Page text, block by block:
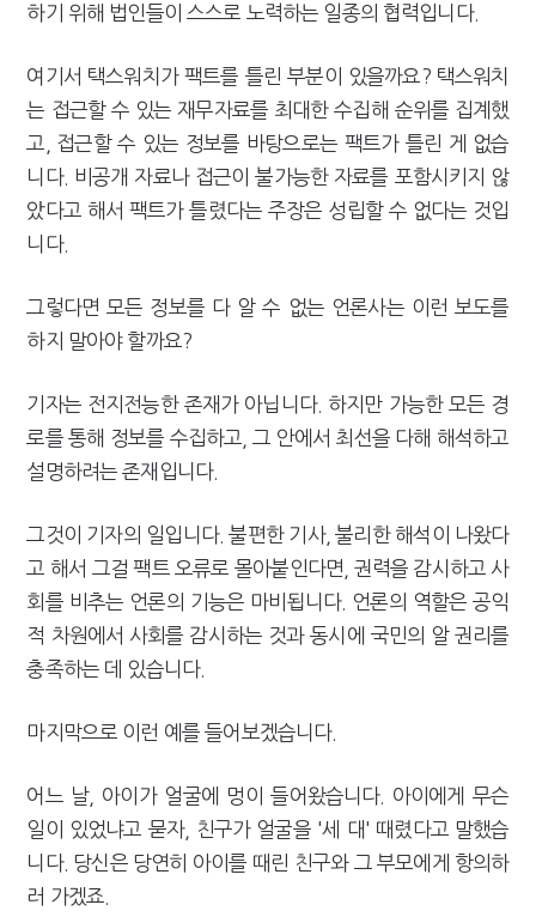
하기 위해 법인들이 스스로 노력하는 일종의 협력입니다.
여기서 택스워치가 팩트를 틀린 부분이 있을까요? 택스워치
는 접근할 수 있는 재무자료를 최대한 수집해 순위를 집계했
고, 접근할 수 있는 정보를 바탕으로는 팩트가 틀린 게 없습
니다. 비공개 자료나 접근이 불가능한 자료를 포함시키지 않
았다고 해서 팩트가 틀렸다는 주장은 성립할 수 없다는 것입
니다.
그렇다면 모든 정보를 다 알 수 없는 언론사는 이런 보도를
하지 말아야 할까요?
기자는 전지전능한 존재가 아닙니다. 하지만 가능한 모든 경
로를 통해 정보를 수집하고, 그 안에서 최선을 다해 해석하고
설명하려는 존재입니다.
그것이 기자의 일입니다. 불편한 기사, 불리한 해석이 나왔다
고 해서 그걸 팩트 오류로 몰아붙인다면, 권력을 감시하고 사
회를 비추는 언론의 기능은 마비됩니다. 언론의 역할은 공익
적 차원에서 사회를 감시하는 것과 동시에 국민의 알 권리를
충족하는 데 있습니다.
마지막으로 이런 예를 들어보겠습니다.
어느 날, 아이가 얼굴에 멍이 들어왔습니다. 아이에게 무슨
일이 있었냐고 묻자, 친구가 얼굴을 '세 대' 때렸다고 말했습
니다. 당신은 당연히 아이를 때린 친구와 그 부모에게 항의하
러 가겠죠.